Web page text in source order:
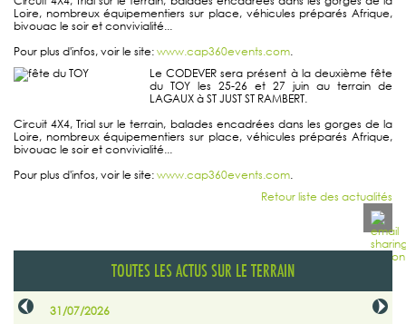
Loire, nombreux équipementiers sur place, véhicules préparés Afrique,
bivouac le soir et convivialité...
Pour plus d'infos, voir le site:www.cap360events.com.
Le CODEVER sera présent à la deuxième fête
du TOY les 25-26 et 27 juin au terrain de
LAGAUX à ST JUST ST RAMBERT.
Circuit 4X4, Trial sur le terrain, balades encadrées dans les gorges de la
Loire, nombreux équipementiers sur place, véhicules préparés Afrique,
bivouac le soir et convivialité...
Pour plus d'infos, voir le site:www.cap360events.com.
Retour liste des actualités
TOUTES LES ACTUS SUR LE TERRAIN
31/07/2026 29/07/